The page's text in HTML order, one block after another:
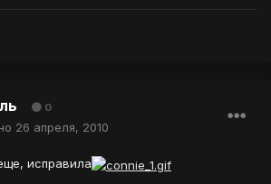
0
26 апреля, 2010
исправила